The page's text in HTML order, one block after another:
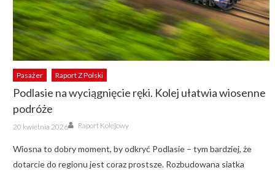
Pasażer Raport Z Polski
Podlasie na wyciągnięcie ręki. Kolej ułatwia wiosenne
podróże
Posted
on
20 kwietnia 2026 Author
Raport Kolejowy
Wiosna to dobry moment, by odkryć Podlasie – tym bardziej, że
dotarcie do regionu jest coraz prostsze. Rozbudowana siatka